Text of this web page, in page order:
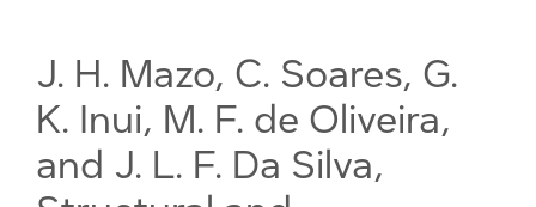
J. H. Mazo, C. Soares, G.
K. Inui, M. F. de Oliveira,
and J. L. F. Da Silva,